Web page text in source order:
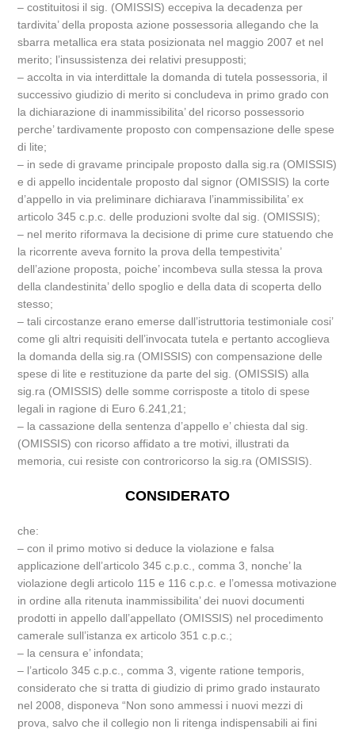
– costituitosi il sig. (OMISSIS) eccepiva la decadenza per
tardivita’ della proposta azione possessoria allegando che la
sbarra metallica era stata posizionata nel maggio 2007 et nel
merito; l’insussistenza dei relativi presupposti;
– accolta in via interdittale la domanda di tutela possessoria, il
successivo giudizio di merito si concludeva in primo grado con
la dichiarazione di inammissibilita’ del ricorso possessorio
perche’ tardivamente proposto con compensazione delle spese
di lite;
– in sede di gravame principale proposto dalla sig.ra (OMISSIS)
e di appello incidentale proposto dal signor (OMISSIS) la corte
d’appello in via preliminare dichiarava l’inammissibilita’ ex
articolo 345 c.p.c. delle produzioni svolte dal sig. (OMISSIS);
– nel merito riformava la decisione di prime cure statuendo che
la ricorrente aveva fornito la prova della tempestivita’
dell’azione proposta, poiche’ incombeva sulla stessa la prova
della clandestinita’ dello spoglio e della data di scoperta dello
stesso;
– tali circostanze erano emerse dall’istruttoria testimoniale cosi’
come gli altri requisiti dell’invocata tutela e pertanto accoglieva
la domanda della sig.ra (OMISSIS) con compensazione delle
spese di lite e restituzione da parte del sig. (OMISSIS) alla
sig.ra (OMISSIS) delle somme corrisposte a titolo di spese
legali in ragione di Euro 6.241,21;
– la cassazione della sentenza d’appello e’ chiesta dal sig.
(OMISSIS) con ricorso affidato a tre motivi, illustrati da
memoria, cui resiste con controricorso la sig.ra (OMISSIS).
CONSIDERATO
che:
– con il primo motivo si deduce la violazione e falsa
applicazione dell’articolo 345 c.p.c., comma 3, nonche’ la
violazione degli articolo 115 e 116 c.p.c. e l’omessa motivazione
in ordine alla ritenuta inammissibilita’ dei nuovi documenti
prodotti in appello dall’appellato (OMISSIS) nel procedimento
camerale sull’istanza ex articolo 351 c.p.c.;
– la censura e’ infondata;
– l’articolo 345 c.p.c., comma 3, vigente ratione temporis,
considerato che si tratta di giudizio di primo grado instaurato
nel 2008, disponeva “Non sono ammessi i nuovi mezzi di
prova, salvo che il collegio non li ritenga indispensabili ai fini